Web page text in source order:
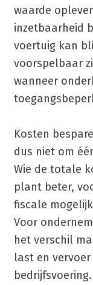
waarde
inzetbaarheid
voertuig kan
voorspelbaar
wanneer
Kosten
dus niet om
Wie de totale
plant beter,
fiscale
Voor
het verschil
last en
bedrijfsvoering.